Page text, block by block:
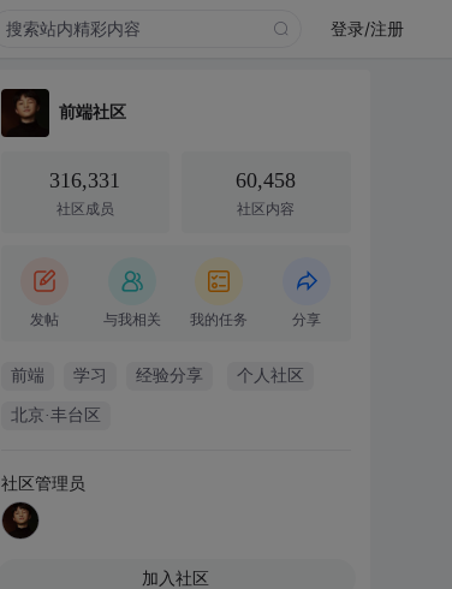
登录/注册
前端社区
316,331
社区成员
60,458
社区内容
发帖 与我相关 我的任务 分享
前端 学习 经验分享 个人社区
北京·丰台区
社区管理员
加入社区